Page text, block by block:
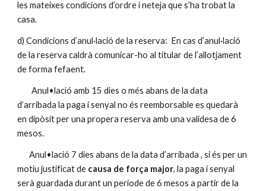
les mateixes condicions d’ordre i neteja que s’ha trobat la
casa.
d) Condicions d’anul·lació de la reserva: En cas d’anul·lació
de la reserva caldrà comunicar-ho al titular de l’allotjament
de forma fefaent.
Anul•lació amb 15 dies o més abans de la data
d’arribada la paga i senyal no és reemborsable es quedarà
en dipòsit per una propera reserva amb una validesa de 6
mesos.
Anul•lació 7 dies abans de la data d’arribada , si és per un
motiu justificat de causa de força major, la paga i senyal
serà guardada durant un periode de 6 mesos a partir de la